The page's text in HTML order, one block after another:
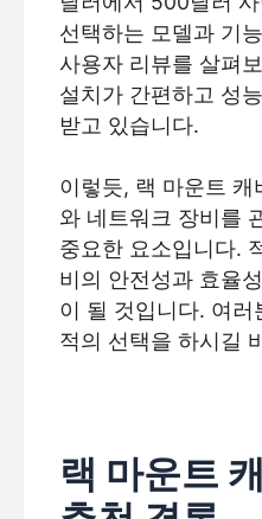
선택하는 모델과 기
사용자 리뷰를 살펴
설치가 간편하고 성
받고 있습니다.
이렇듯, 랙 마운트 캐
와 네트워크 장비를
중요한 요소입니다.
비의 안전성과 효율
이 될 것입니다. 여러
적의 선택을 하시길
랙 마운트